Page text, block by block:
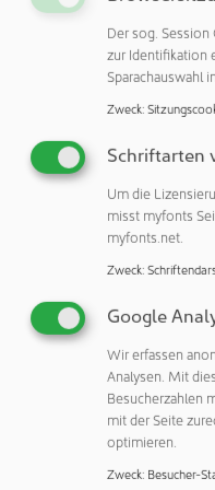
Außerdem – und das ist
EXPRESSO-Ingenieure
Positionssteuerung
die Möglichkeit, bis zu
Hubgeschwindigkeiten
Anfahren immer
unterstützt der
von Werkstücken oder
Fahrwerk eine
Unterfahrhöhe von 88
oder die Lastaufnahme
die Bauräume von
ermöglicht ein
betont Oliver Stauch-
Der sog.
zur Identifikation
Sparachauswahl
Zweck:
Schriftarten
Um die
misst myfonts
myfonts.net.
Zweck:
Google
Wir erfassen
Analysen. Mit
Besucherzahlen
mit der Seite
optimieren.
Zweck: Besucher-